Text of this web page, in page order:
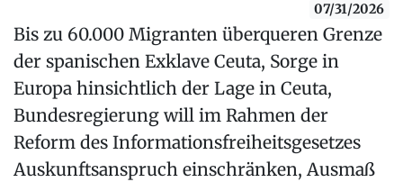
07/31/2026
Bis zu 60.000 Migranten überqueren Grenze
der spanischen Exklave Ceuta, Sorge in
Europa hinsichtlich der Lage in Ceuta,
Bundesregierung will im Rahmen der
Reform des Informationsfreiheitsgesetzes
Auskunftsanspruch einschränken, Ausmaß